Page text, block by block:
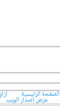
ازاي الصفحة الرئيسية
عرض إصدار الويب